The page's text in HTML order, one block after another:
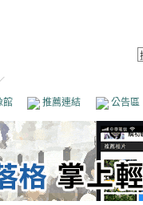
館 推薦連結 公告區